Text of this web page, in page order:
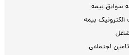
سوابق بیمه
بیمه
تامین اجتماعی